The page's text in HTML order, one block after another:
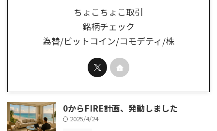
ちょこちょこ取引
銘柄チェック
為替/ビットコイン/コモデティ/株
0からFIRE計画、発動しました
2025/4/24